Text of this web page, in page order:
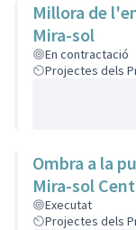
Millora de
Mira-sol
En contractació
Projectes dels
Ombra a la
Mira-sol
Executat
Projectes dels